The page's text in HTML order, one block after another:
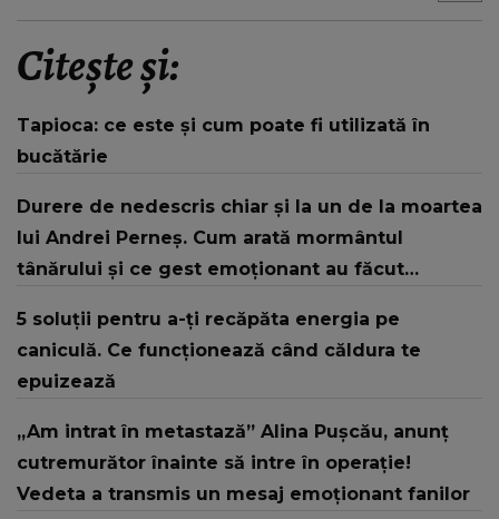
Citește și:
Tapioca: ce este și cum poate fi utilizată în
bucătărie
Durere de nedescris chiar și la un de la moartea
lui Andrei Perneș. Cum arată mormântul
tânărului și ce gest emoționant au făcut
5 soluții pentru a-ți recăpăta energia pe
caniculă. Ce funcționează când căldura te
epuizează
„Am intrat în metastază” Alina Pușcău, anunț
cutremurător înainte să intre în operație!
Vedeta a transmis un mesaj emoționant fanilor